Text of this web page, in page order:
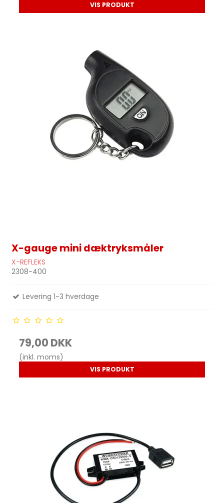
VIS PRODUKT
X-gauge mini dæktryksmåler
X-REFLEKS
2308-400
Levering 1-3 hverdage
79,00 DKK
(inkl. moms)
VIS PRODUKT